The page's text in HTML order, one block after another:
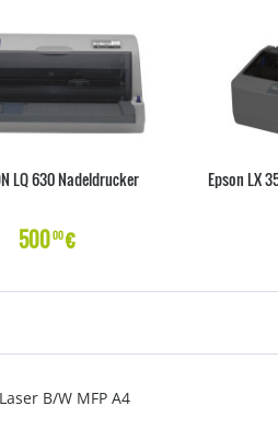
LQ 630 Nadeldrucker
50000€
Epson LX
B/W MFP A4